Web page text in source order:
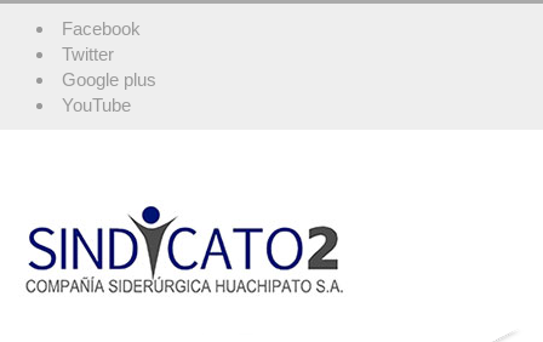
Facebook
Twitter
Google plus
YouTube